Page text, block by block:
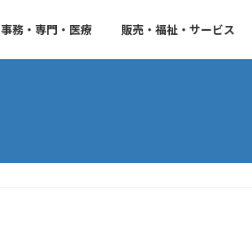
事務・専門・医療 販売・福祉・サービス